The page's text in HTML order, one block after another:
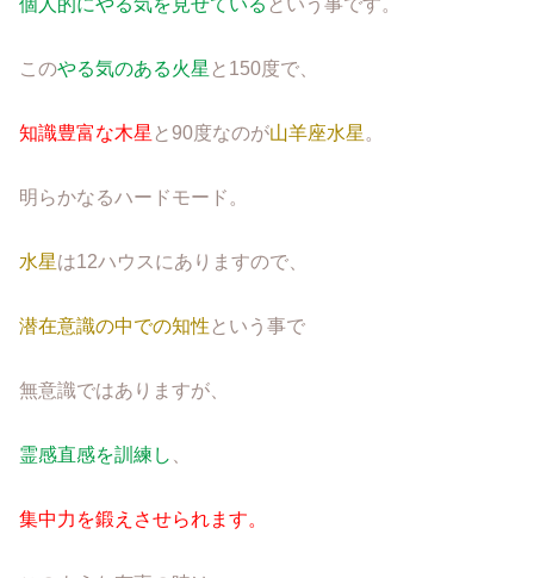
個人的にやる気を見せている という事です。
このやる気のある火星 と150度で、
知識豊富な木星 と90度なのが山羊座水星。
明らかなるハードモード。
水星は12ハウスにありますので、
潜在意識の中での知性 という事で
無意識ではありますが、
霊感直感を訓練し 、
集中力を鍛えさせられます。